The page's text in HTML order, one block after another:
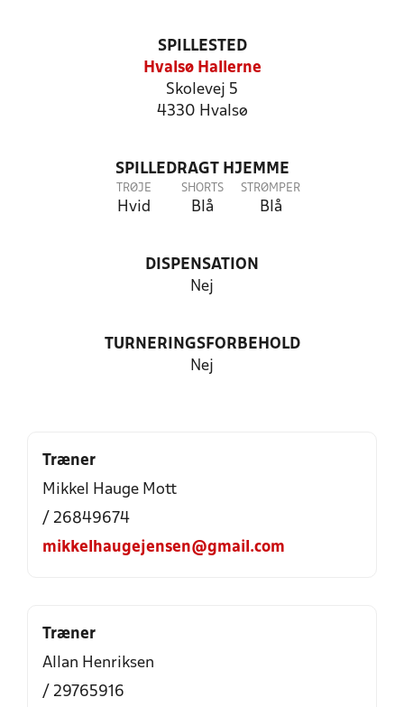
SPILLESTED
Hvalsø Hallerne
Skolevej 5
4330 Hvalsø
SPILLEDRAGT HJEMME
TRØJE
Hvid
SHORTS
Blå
STRØMPER
Blå
DISPENSATION
Nej
TURNERINGSFORBEHOLD
Nej
Træner
Mikkel Hauge Mott
/ 26849674
mikkelhaugejensen@gmail.com
Træner
Allan Henriksen
/ 29765916